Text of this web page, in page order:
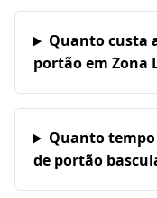
Quanto custa
portão em Zona
Quanto tempo
de portão